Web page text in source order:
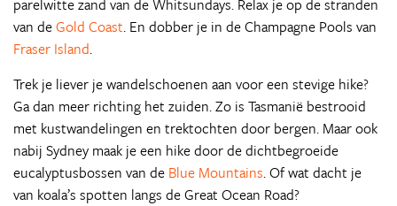
parelwitte zand van de Whitsundays. Relax je op de stranden
van deGold Coast. En dobber je in de Champagne Pools van
Fraser Island.
Trek je liever je wandelschoenen aan voor een stevige hike?
Ga dan meer richting het zuiden. Zo is Tasmanië bestrooid
met kustwandelingen en trektochten door bergen. Maar ook
nabij Sydney maak je een hike door de dichtbegroeide
eucalyptusbossen van de Blue Mountains. Of wat dacht je
van koala’s spotten langs de Great Ocean Road?